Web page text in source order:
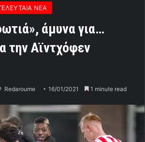
ΝΕΑ
άμυνα για…
την Αϊντχόφεν
Redaroume 16/01/2021 1 minute read